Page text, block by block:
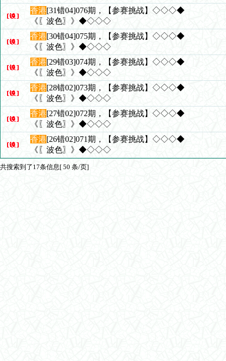
香港[31错04]076期，【参赛挑战】◇◇◇◆
《〖波色〗》◆◇◇◇
香港[30错04]075期，【参赛挑战】◇◇◇◆
《〖波色〗》◆◇◇◇
香港[29错03]074期，【参赛挑战】◇◇◇◆
《〖波色〗》◆◇◇◇
香港[28错02]073期，【参赛挑战】◇◇◇◆
《〖波色〗》◆◇◇◇
香港[27错02]072期，【参赛挑战】◇◇◇◆
《〖波色〗》◆◇◇◇
香港[26错02]071期，【参赛挑战】◇◇◇◆
《〖波色〗》◆◇◇◇
共搜索到了17条信息[ 50 条/页]